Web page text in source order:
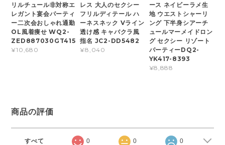
リルチュール非対称エ
レガント宴会パーティ
ー二次会おしゃれ通勤
OL風着痩せ WQ2-
ZED887030GT415
¥10,680
レス 大人のセクシー
フリルディテール ハ
ーネスネック Vライン
透け感 キャバクラ風
指名 JC2-DD5482
¥8,040
ース ネイビーラメ生
地 ウエストシャーリ
ング 下半身シアーチ
ュールマーメイドロン
グ セクシー リゾート
パーティーDQ2-
YK417-8393
¥8,888
商品の評価
すべて 0 0 0